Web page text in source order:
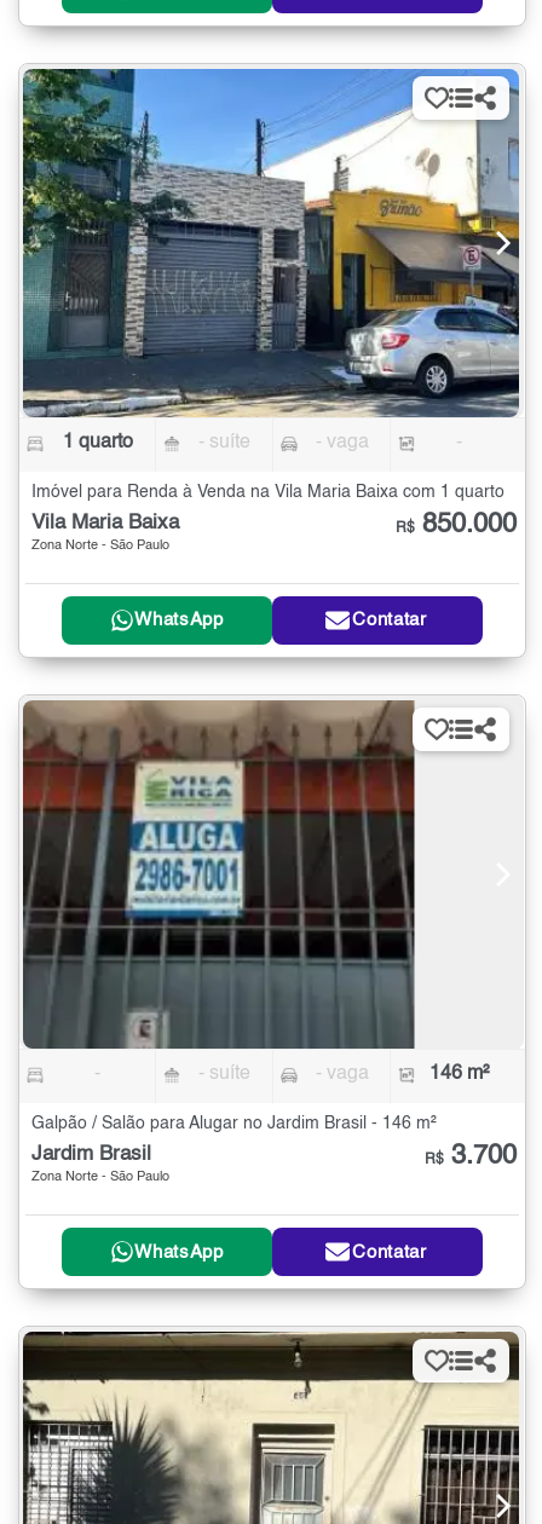
1 quarto - suíte - vaga -
Imóvel para Renda à Venda na Vila Maria Baixa com 1 quarto
Vila Maria Baixa
Zona Norte - São Paulo
R$ 850.000
WhatsApp Contatar
- - suíte - vaga 146 m²
Galpão / Salão para Alugar no Jardim Brasil - 146 m²
Jardim Brasil
Zona Norte - São Paulo
R$ 3.700
WhatsApp Contatar